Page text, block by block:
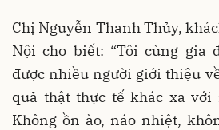
Chị Nguyễn Thanh Thủy,
Nội cho biết: “Tôi cùng gia
được nhiều người giới thiệu
quả thật thực tế khác xa
Không ồn ào, náo nhiệt,